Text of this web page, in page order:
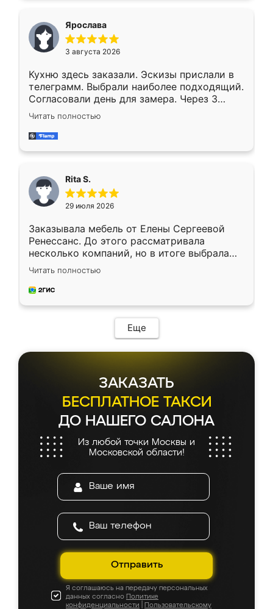
Ярослава
3 августа 2026
Кухню здесь заказали. Эскизы прислали в
телеграмм. Выбрали наиболее подходящий.
Согласовали день для замера. Через 3
недели кухня была уже готова. Остались
довольны работой. Спасибо Ренессанс
мебель за качественную работу!
Читать полностью
Rita S.
29 июля 2026
Заказывала мебель от Елены Сергеевой
Ренессанс. До этого рассматривала
несколько компаний, но в итоге выбрала
эту. Сначала обговорили условия, потом
приехал замерщик, всё спокойно объяснил
и снял размеры. Изготовили в срок, с
мебель сразу встала на свое место без
каких-либо доработок. Качеством осталась
довольна, все выглядит так, как и ожидала.
Читать полностью
Еще
ЗАКАЗАТЬ
БЕСПЛАТНОЕ ТАКСИ
ДО НАШЕГО САЛОНА
Из любой точки Москвы и
Московской области!
Отправить
Я соглашаюсь на передачу персональных
данных согласно Политике
конфиденциальности
Пользовательскому